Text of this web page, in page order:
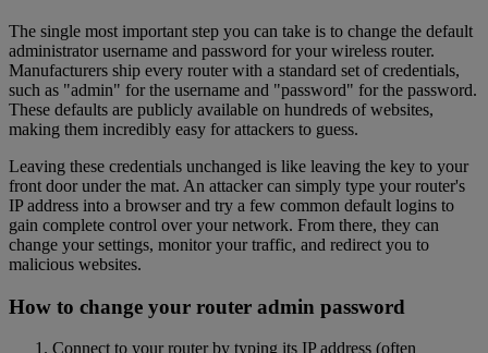
The single most important step you can take is to change the default
administrator username and password for your wireless router.
Manufacturers ship every router with a standard set of credentials,
such as "admin" for the username and "password" for the password.
These defaults are publicly available on hundreds of websites,
making them incredibly easy for attackers to guess.
Leaving these credentials unchanged is like leaving the key to your
front door under the mat. An attacker can simply type your router's
IP address into a browser and try a few common default logins to
gain complete control over your network. From there, they can
change your settings, monitor your traffic, and redirect you to
malicious websites.
How to change your router admin password
Connect to your router by typing its IP address (often